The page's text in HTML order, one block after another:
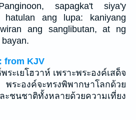
sapagka't siya'y
hatulan ang lupa: kaniyang
ang sanglibutan, at ng
from KJV
ระเยโฮวาห์ เพราะพระองค์เสด็จ
องค์จะทรงพิพากษาโลกด้วย
นชาติทั้งหลายด้วยความเที่ยง